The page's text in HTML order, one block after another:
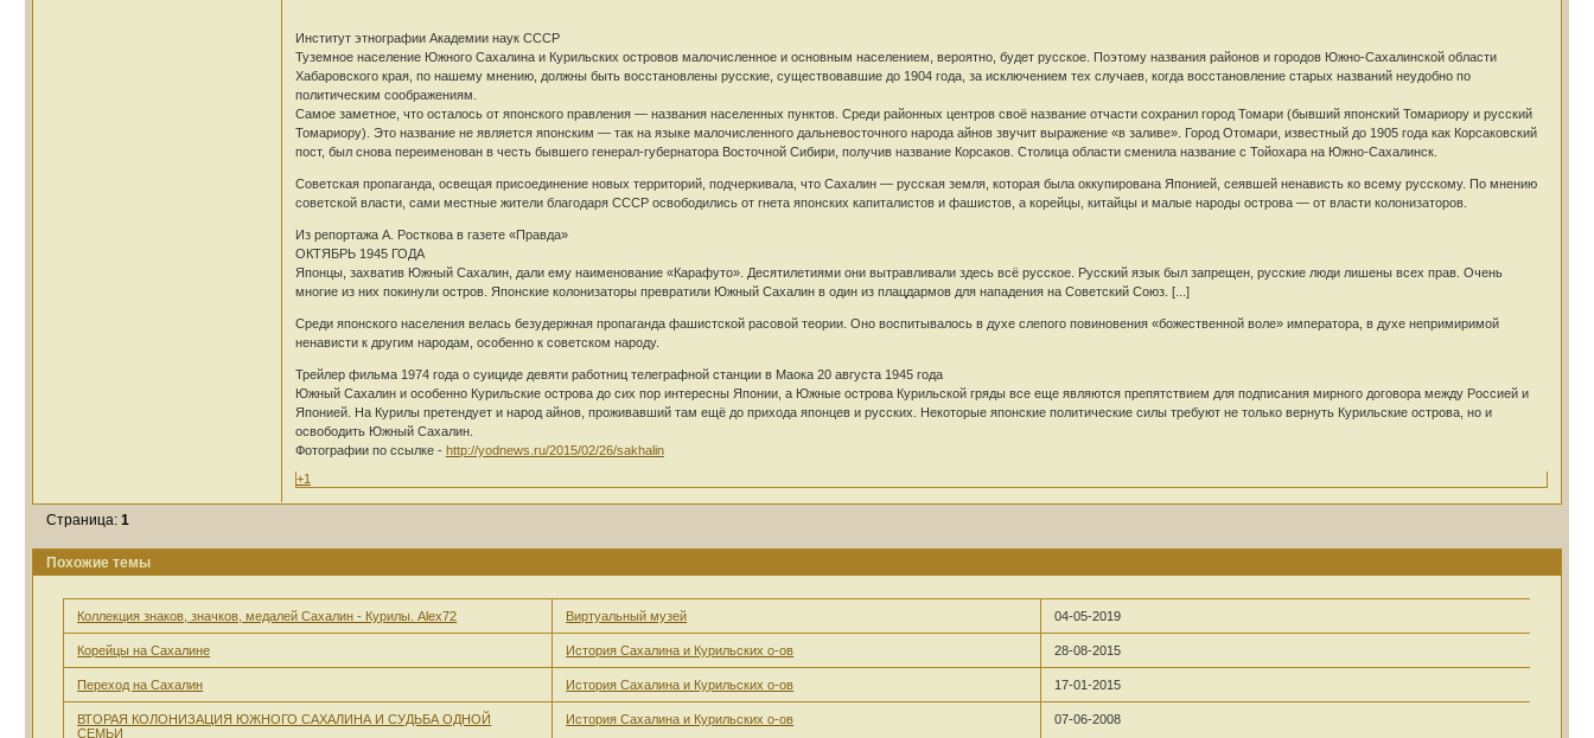
Институт этнографии Академии наук СССР
Туземное население Южного Сахалина и Курильских островов малочисленное и основным населением, вероятно, будет русское. Поэтому названия районов и городов Южно-Сахалинской области
Хабаровского края, по нашему мнению, должны быть восстановлены русские, существовавшие до 1904 года, за исключением тех случаев, когда восстановление старых названий неудобно по
политическим соображениям.
Самое заметное, что осталось от японского правления — названия населенных пунктов. Среди районных центров своё название отчасти сохранил город Томари (бывший японский Томариору и русский
Томариору). Это название не является японским — так на языке малочисленного дальневосточного народа айнов звучит выражение «в заливе». Город Отомари, известный до 1905 года как Корсаковский
пост, был снова переименован в честь бывшего генерал-губернатора Восточной Сибири, получив название Корсаков. Столица области сменила название с Тойохара на Южно-Сахалинск.
Советская пропаганда, освещая присоединение новых территорий, подчеркивала, что Сахалин — русская земля, которая была оккупирована Японией, сеявшей ненависть ко всему русскому. По мнению
советской власти, сами местные жители благодаря СССР освободились от гнета японских капиталистов и фашистов, а корейцы, китайцы и малые народы острова — от власти колонизаторов.
Из репортажа А. Росткова в газете «Правда»
ОКТЯБРЬ 1945 ГОДА
Японцы, захватив Южный Сахалин, дали ему наименование «Карафуто». Десятилетиями они вытравливали здесь всё русское. Русский язык был запрещен, русские люди лишены всех прав. Очень
многие из них покинули остров. Японские колонизаторы превратили Южный Сахалин в один из плацдармов для нападения на Советский Союз. [...]
Среди японского населения велась безудержная пропаганда фашистской расовой теории. Оно воспитывалось в духе слепого повиновения «божественной воле» императора, в духе непримиримой
ненависти к другим народам, особенно к советском народу.
Трейлер фильма 1974 года о суициде девяти работниц телеграфной станции в Маока 20 августа 1945 года
Южный Сахалин и особенно Курильские острова до сих пор интересны Японии, а Южные острова Курильской гряды все еще являются препятствием для подписания мирного договора между Россией и
Японией. На Курилы претендует и народ айнов, проживавший там ещё до прихода японцев и русских. Некоторые японские политические силы требуют не только вернуть Курильские острова, но и
освободить Южный Сахалин.
Фотографии по ссылке - http://yodnews.ru/2015/02/26/sakhalin
+1
Страница: 1
Похожие темы
Коллекция знаков, значков, медалей Сахалин - Курилы. Alex72 Виртуальный музей 04-05-2019
Корейцы на Сахалине История Сахалина и Курильских о-ов 28-08-2015
Переход на Сахалин История Сахалина и Курильских о-ов 17-01-2015
ВТОРАЯ КОЛОНИЗАЦИЯ ЮЖНОГО САХАЛИНА И СУДЬБА ОДНОЙ
СЕМЬИ
История Сахалина и Курильских о-ов 07-06-2008